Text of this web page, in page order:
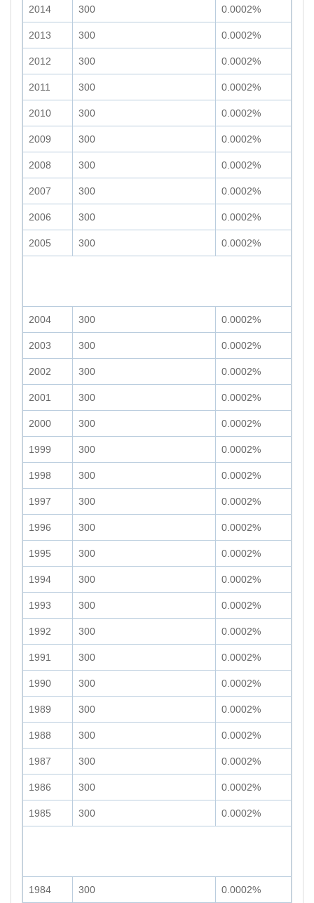
2014 300 0.0002%
2013 300 0.0002%
2012 300 0.0002%
2011 300 0.0002%
2010 300 0.0002%
2009 300 0.0002%
2008 300 0.0002%
2007 300 0.0002%
2006 300 0.0002%
2005 300 0.0002%
2004 300 0.0002%
2003 300 0.0002%
2002 300 0.0002%
2001 300 0.0002%
2000 300 0.0002%
1999 300 0.0002%
1998 300 0.0002%
1997 300 0.0002%
1996 300 0.0002%
1995 300 0.0002%
1994 300 0.0002%
1993 300 0.0002%
1992 300 0.0002%
1991 300 0.0002%
1990 300 0.0002%
1989 300 0.0002%
1988 300 0.0002%
1987 300 0.0002%
1986 300 0.0002%
1985 300 0.0002%
1984 300 0.0002%